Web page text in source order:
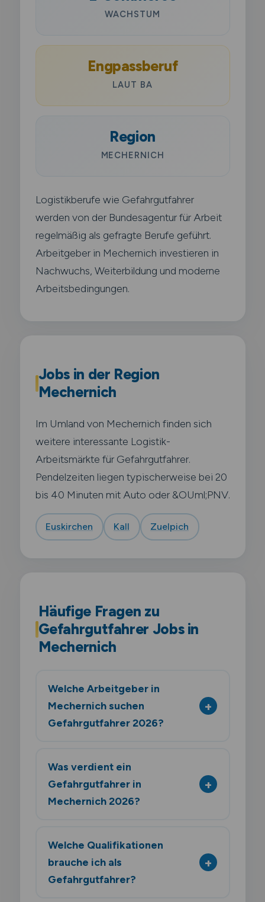
WACHSTUM
Engpassberuf
LAUT BA
Region
MECHERNICH
Logistikberufe wie Gefahrgutfahrer
werden von der Bundesagentur für Arbeit
regelmäßig als gefragte Berufe geführt.
Arbeitgeber in Mechernich investieren in
Nachwuchs, Weiterbildung und moderne
Arbeitsbedingungen.
Jobs in der Region
Mechernich
Im Umland von Mechernich finden sich
weitere interessante Logistik-
Arbeitsmärkte für Gefahrgutfahrer.
Pendelzeiten liegen typischerweise bei 20
bis 40 Minuten mit Auto oder &OUml;PNV.
Euskirchen Kall Zuelpich
Häufige Fragen zu
Gefahrgutfahrer Jobs in
Mechernich
Welche Arbeitgeber in
Mechernich suchen
Gefahrgutfahrer 2026?
Was verdient ein
Gefahrgutfahrer in
Mechernich 2026?
Welche Qualifikationen
brauche ich als
Gefahrgutfahrer?